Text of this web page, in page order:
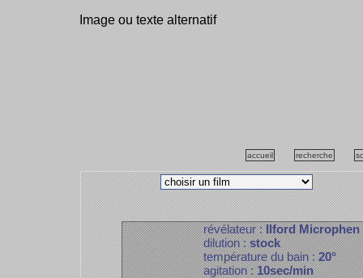
Image ou texte alternatif
accueil recherche
révélateur :Ilford Microphen
dilution :stock
température du bain :20°
agitation :10sec/min